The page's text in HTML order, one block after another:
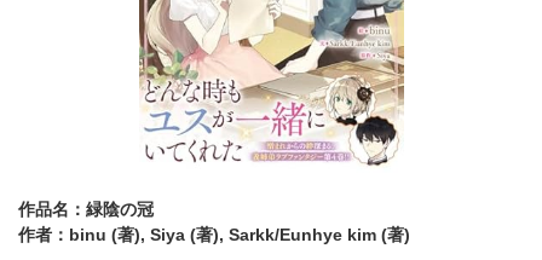
作品名：緑陰の冠
作者：binu (著), Siya (著), Sarkk/Eunhye kim (著)